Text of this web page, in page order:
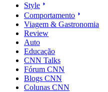
Style
Comportamento
Viagem & Gastronomia
Review
Auto
Educação
CNN Talks
Fórum CNN
Blogs CNN
Colunas CNN